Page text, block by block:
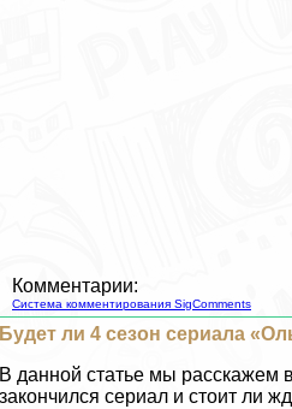
Комментарии:
Система комментирования SigComments
Будет ли 4 сезон сериала
В данной статье мы расскажем
закончился сериал и стоит ли